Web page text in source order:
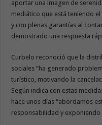
aportar una imagen de
mediático que está teniendo
y con plenas garantías al
demostrado una respuesta
Curbelo reconoció que la
sociales “ha generado
turístico, motivando la
Según indica con estas
hace unos días “abordamos
responsabilidad y